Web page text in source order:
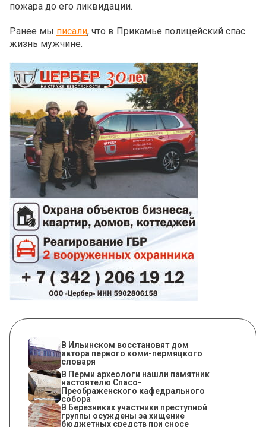
пожара до его ликвидации.
Ранее мы писали, что в Прикамье полицейский спас
жизнь мужчине.
В Ильинском восстановят дом
автора первого коми-пермяцкого
словаря
​В Перми археологи нашли памятник
настоятелю Спасо-
Преображенского кафедрального
собора
В Березниках участники преступной
группы осуждены за хищение
бюджетных средств при сносе